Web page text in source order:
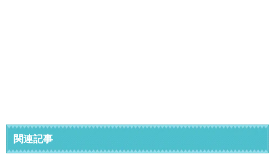
関連記事